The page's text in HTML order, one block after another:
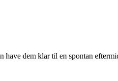
dem klar til en spontan